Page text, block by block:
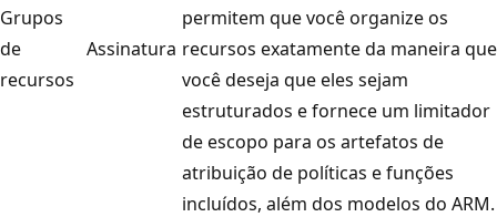
Grupos
de
recursos
Assinatura
permitem que você organize os
recursos exatamente da maneira que
você deseja que eles sejam
estruturados e fornece um limitador
de escopo para os artefatos de
atribuição de políticas e funções
incluídos, além dos modelos do ARM.